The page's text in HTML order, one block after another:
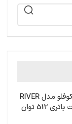
پاوراستیشن اکوفلو مدل RIVER
2 MAX ظرفیت باتری 512 توان